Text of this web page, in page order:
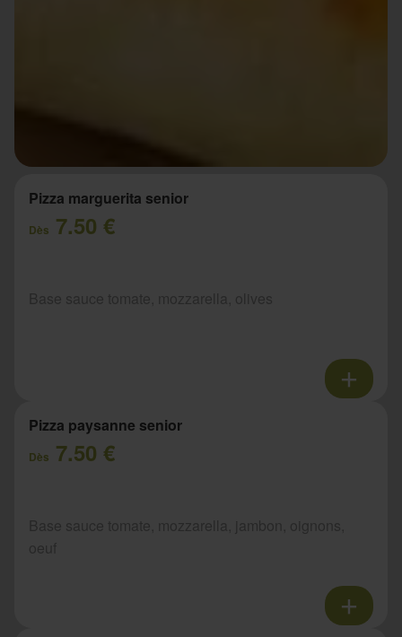
Pizza marguerita senior
Dès 7.50 €
Pizza paysanne senior
Dès 7.50 €